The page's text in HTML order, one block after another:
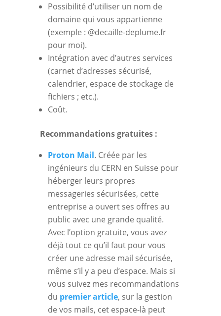
Possibilité d’utiliser un nom de
domaine qui vous appartienne
(exemple : @decaille-deplume.fr
pour moi).
Intégration avec d’autres services
(carnet d’adresses sécurisé,
calendrier, espace de stockage de
fichiers ; etc.).
Coût.
Recommandations gratuites :
Proton Mail. Créée par les
ingénieurs du CERN en Suisse pour
héberger leurs propres
messageries sécurisées, cette
entreprise a ouvert ses offres au
public avec une grande qualité.
Avec l’option gratuite, vous avez
déjà tout ce qu’il faut pour vous
créer une adresse mail sécurisée,
même s’il y a peu d’espace. Mais si
vous suivez mes recommandations
du premier article, sur la gestion
de vos mails, cet espace-là peut